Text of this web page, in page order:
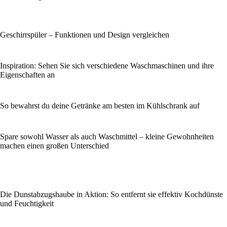
Geschirrspüler – Funktionen und Design vergleichen
Inspiration: Sehen Sie sich verschiedene Waschmaschinen und ihre
Eigenschaften an
So bewahrst du deine Getränke am besten im Kühlschrank auf
Spare sowohl Wasser als auch Waschmittel – kleine Gewohnheiten
machen einen großen Unterschied
Die Dunstabzugshaube in Aktion: So entfernt sie effektiv Kochdünste
und Feuchtigkeit